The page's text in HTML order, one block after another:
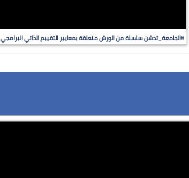
#الجامعة_تدشن سلسلة من الورش متعلقة بمعايير التقييم الذاتي البرامجي